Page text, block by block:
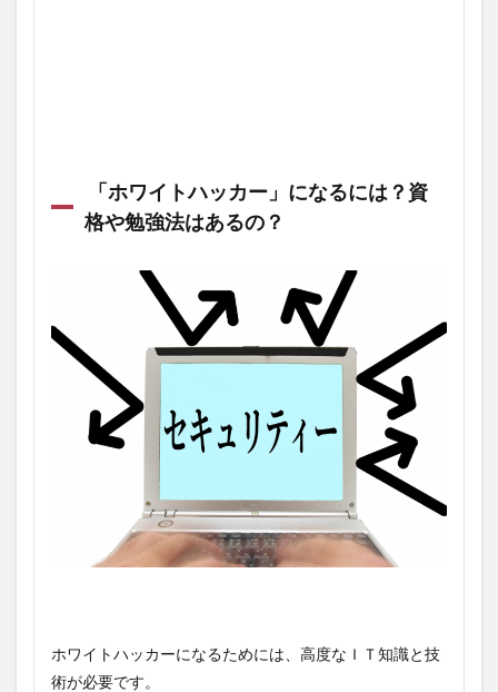
「ホワイトハッカー」になるには？資
格や勉強法はあるの？
ホワイトハッカーになるためには、高度なＩＴ知識と技
術が必要です。